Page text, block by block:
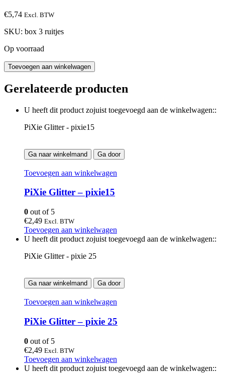
€5,74 Excl. BTW
SKU: box 3 ruitjes
Op voorraad
Toevoegen aan winkelwagen
Gerelateerde producten
U heeft dit product zojuist toegevoegd aan de winkelwagen::
PiXie Glitter - pixie15
Ga naar winkelmand Ga door
Toevoegen aan winkelwagen
PiXie Glitter – pixie15
0 out of 5
€2,49 Excl. BTW
Toevoegen aan winkelwagen
U heeft dit product zojuist toegevoegd aan de winkelwagen::
PiXie Glitter - pixie 25
Ga naar winkelmand Ga door
Toevoegen aan winkelwagen
PiXie Glitter – pixie 25
0 out of 5
€2,49 Excl. BTW
Toevoegen aan winkelwagen
U heeft dit product zojuist toegevoegd aan de winkelwagen::